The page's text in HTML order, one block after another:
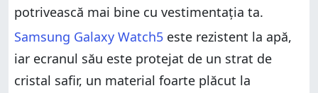
potrivească mai bine cu vestimentația ta.
Samsung Galaxy Watch5 este rezistent la apă,
iar ecranul său este protejat de un strat de
cristal safir, un material foarte plăcut la